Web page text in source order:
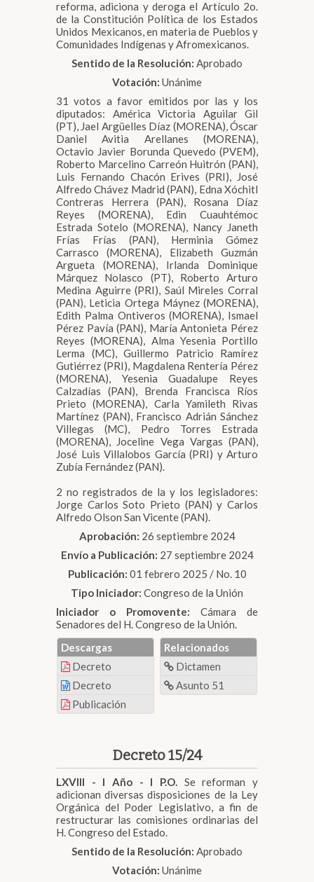
reforma, adiciona y deroga el Artículo 2o.
de la Constitución Política de los Estados
Unidos Mexicanos, en materia de Pueblos y
Comunidades Indígenas y Afromexicanos.
Sentido de la Resolución: Aprobado
Votación: Unánime
31 votos a favor emitidos por las y los
diputados: América Victoria Aguilar Gil
(PT), Jael Argüelles Díaz (MORENA), Óscar
Daniel Avitia Arellanes (MORENA),
Octavio Javier Borunda Quevedo (PVEM),
Roberto Marcelino Carreón Huitrón (PAN),
Luis Fernando Chacón Erives (PRI), José
Alfredo Chávez Madrid (PAN), Edna Xóchitl
Contreras Herrera (PAN), Rosana Díaz
Reyes (MORENA), Edin Cuauhtémoc
Estrada Sotelo (MORENA), Nancy Janeth
Frías Frías (PAN), Herminia Gómez
Carrasco (MORENA), Elizabeth Guzmán
Argueta (MORENA), Irlanda Dominique
Márquez Nolasco (PT), Roberto Arturo
Medina Aguirre (PRI), Saúl Mireles Corral
(PAN), Leticia Ortega Máynez (MORENA),
Edith Palma Ontiveros (MORENA), Ismael
Pérez Pavía (PAN), María Antonieta Pérez
Reyes (MORENA), Alma Yesenia Portillo
Lerma (MC), Guillermo Patricio Ramírez
Gutiérrez (PRI), Magdalena Rentería Pérez
(MORENA), Yesenia Guadalupe Reyes
Calzadías (PAN), Brenda Francisca Ríos
Prieto (MORENA), Carla Yamileth Rivas
Martínez (PAN), Francisco Adrián Sánchez
Villegas (MC), Pedro Torres Estrada
(MORENA), Joceline Vega Vargas (PAN),
José Luis Villalobos García (PRI) y Arturo
Zubía Fernández (PAN).
2 no registrados de la y los legisladores:
Jorge Carlos Soto Prieto (PAN) y Carlos
Alfredo Olson San Vicente (PAN).
Aprobación: 26 septiembre 2024
Envío a Publicación: 27 septiembre 2024
Publicación: 01 febrero 2025 / No. 10
Tipo Iniciador: Congreso de la Unión
Iniciador o Promovente: Cámara de
Senadores del H. Congreso de la Unión.
Descargas
Decreto
Decreto
Publicación
Relacionados
Dictamen
Asunto 51
Decreto 15/24
LXVIII - I Año - I P.O. Se reforman y
adicionan diversas disposiciones de la Ley
Orgánica del Poder Legislativo, a fin de
restructurar las comisiones ordinarias del
H. Congreso del Estado.
Sentido de la Resolución: Aprobado
Votación: Unánime